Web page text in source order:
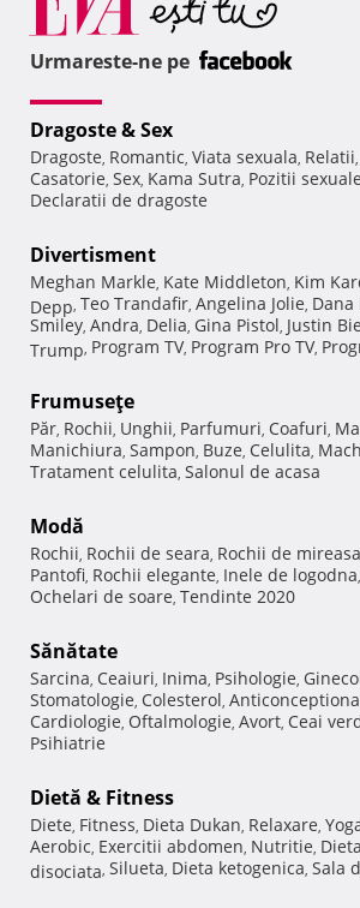
Urmareste-ne pe
Dragoste & Sex
Dragoste, Romantic, Viata sexuala, Relatii,
Casatorie, Sex, Kama Sutra, Pozitii
Declaratii de dragoste
Divertisment
Meghan Markle, Kate Middleton, Kim
Depp, Teo Trandafir, Angelina Jolie, Dana
Smiley, Andra, Delia, Gina Pistol, Justin
Trump, Program TV, Program Pro TV,
Frumuseţe
Păr, Rochii, Unghii, Parfumuri, Coafuri,
Manichiura, Sampon, Buze, Celulita,
Tratament celulita, Salonul de acasa
Modă
Rochii, Rochii de seara, Rochii de mireasa
Pantofi, Rochii elegante, Inele de logodna,
Ochelari de soare, Tendinte 2020
Sănătate
Sarcina, Ceaiuri, Inima, Psihologie,
Stomatologie, Colesterol,
Cardiologie, Oftalmologie, Avort, Ceai
Psihiatrie
Dietă & Fitness
Diete, Fitness, Dieta Dukan, Relaxare,
Aerobic, Exercitii abdomen, Nutritie,
disociata, Silueta, Dieta ketogenica, Sala